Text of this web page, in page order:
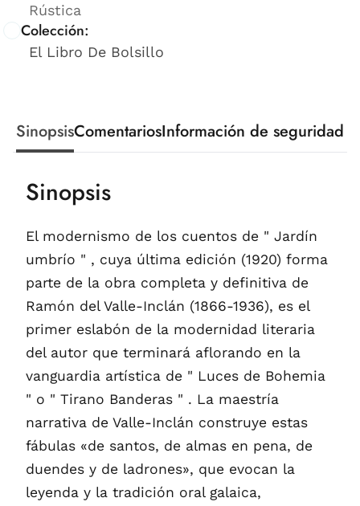
Rústica
Colección:
El Libro De Bolsillo
SinopsisComentariosInformación de seguridad
Sinopsis
El modernismo de los cuentos de " Jardín
umbrío " , cuya última edición (1920) forma
parte de la obra completa y definitiva de
Ramón del Valle-Inclán (1866-1936), es el
primer eslabón de la modernidad literaria
del autor que terminará aflorando en la
vanguardia artística de " Luces de Bohemia
" o " Tirano Banderas " . La maestría
narrativa de Valle-Inclán construye estas
fábulas «de santos, de almas en pena, de
duendes y de ladrones», que evocan la
leyenda y la tradición oral galaica,